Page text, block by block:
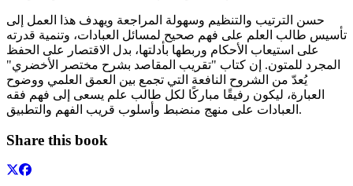
حسن الترتيب والتنظيم وسهولة المراجعة ويهدف هذا العمل إلى
تأسيس طالب العلم على فهم صحيح لمسائل العبادات، وتنمية قدرته
على استيعاب الأحكام وربطها بأدلتها، بدل الاقتصار على الحفظ
المجرد للمتون. إن كتاب "تقريب المقاصد بشرح مختصر الأخضري"
يُعدّ من الشروح النافعة التي تجمع بين العمق العلمي ووضوح
العبارة، ليكون رفيقًا مباركًا لكل طالب علم يسعى إلى فهم فقه
العبادات على منهج منضبط وأسلوب قريب الفهم والتطبيق.
Share this book